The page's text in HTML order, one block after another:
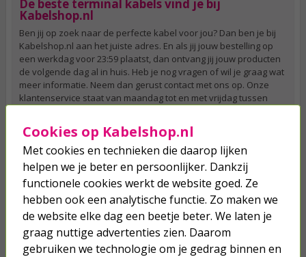
Je verwacht het niet
Turbo onkruidverdelger (Concentraat,
3x 100ml) | Ook voor je gazon!
43,50
40,
89
De beste terminal kabels vind je bij
Kabelshop.nl
Ben jij op zoek naar de perfecte kabel voor jou? Dan ben je bij
Kabelshop.nl aan het juiste adres. En als jij jouw bestelling op
een werkdag voor 23:59 plaatst, dan ontvang jij jouw producten
de volgende dag al in huis. Heb je nog vragen of wil je graag wat
meer informatie. Neem dan gerust contact met ons op. Onze
klantenservice staat van maandag tot en met vrijdag tussen
Cookies op Kabelshop.nl
Met cookies en technieken die daarop lijken
helpen we je beter en persoonlijker. Dankzij
functionele cookies werkt de website goed. Ze
hebben ook een analytische functie. Zo maken we
de website elke dag een beetje beter. We laten je
graag nuttige advertenties zien. Daarom
gebruiken we technologie om je gedrag binnen en